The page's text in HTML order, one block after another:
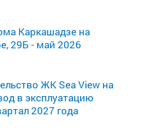
Каркашадзе на
29Б - май 2026
ЖК Sea View на
в эксплуатацию
2027 года